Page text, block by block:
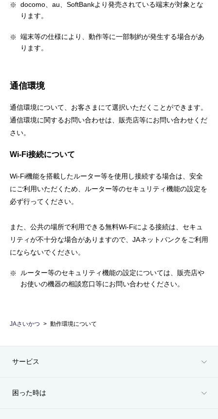
docomo、au、SoftBankより発売されている端末が対象とな
ります。
端末等の仕様により、動作等に一部制約が発生する場合があ
ります。
通信環境
通信環境について、お客さまにて選択いただくことができます。
通信環境に関するお問い合わせは、販売店等にお問い合わせくだ
さい。
Wi-Fi接続について
Wi-Fi機能を搭載したルーター等を使用し接続する場合は、安全
にご利用いただくため、ルーター等のセキュリティ機能の設定を
必ず行ってください。
また、公共の場所で利用できる無料Wi-Fiによる接続は、セキュ
リティが不十分な場合がありますので、JAネットバンクをご利用
にならないでください。
ルーター等のセキュリティ機能の設定については、販売店や
お使いの機器の相談窓口等にお問い合わせください。
JAさいかつ 動作環境について
サービス
困った時は